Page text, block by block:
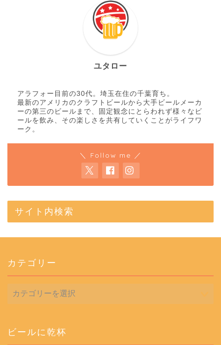
ユタロー
アラフォー目前の30代。埼玉在住の千葉育ち。
最新のアメリカのクラフトビールから大手ビールメーカ
ーの第三のビールまで、固定観念にとらわれず様々なビ
ールを飲み、その楽しさを共有していくことがライフワ
ーク。
＼ Follow me ／
サイト内検索
カテゴリー
テ
ー
ビールに乾杯